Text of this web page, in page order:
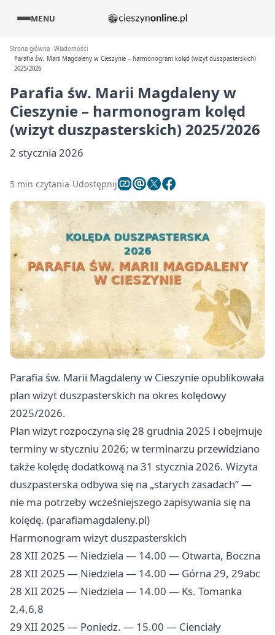
MENU
Strona główna Wiadomości
Parafia św. Marii Magdaleny w Cieszynie – harmonogram kolęd (wizyt duszpasterskich)
2025/2026
Parafia św. Marii Magdaleny w
Cieszynie – harmonogram kolęd
(wizyt duszpasterskich) 2025/2026
2 stycznia 2026
5 min czytania Udostępnij
Parafia św. Marii Magdaleny w Cieszynie opublikowała
plan wizyt duszpasterskich na okres kolędowy
2025/2026.
Plan wizyt rozpoczyna się 28 grudnia 2025 i obejmuje
terminy w styczniu 2026; w terminarzu przewidziano
także kolędę dodatkową na 31 stycznia 2026. Wizyta
duszpasterska odbywa się na „starych zasadach” —
nie ma potrzeby wcześniejszego zapisywania się na
kolędę. (parafiamagdaleny.pl)
Harmonogram wizyt duszpasterskich
28 XII 2025 — Niedziela — 14.00 — Otwarta, Boczna
28 XII 2025 — Niedziela — 14.00 — Górna 29, 29abc
28 XII 2025 — Niedziela — 14.00 — Ks. Tomanka
2,4,6,8
29 XII 2025 — Poniedz. — 15.00 — Cienciały